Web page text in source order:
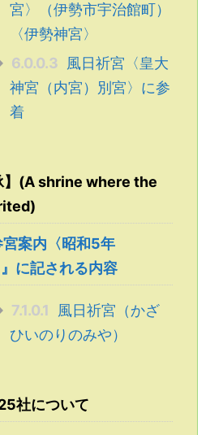
宮〉（伊勢市宇治館町）
〈伊勢神宮〉
6.0.0.3 風日祈宮〈皇大
神宮（内宮）別宮〉に参
着
】(A shrine where the
宮案内〈昭和5年
に記される内容
7.1.0.1
風日祈宮（かざ
ひいのりのみや）
社について